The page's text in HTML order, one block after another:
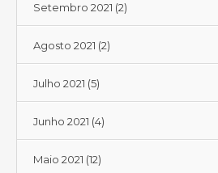
Setembro 2021 (2)
Agosto 2021 (2)
Julho 2021 (5)
Junho 2021 (4)
Maio 2021 (12)